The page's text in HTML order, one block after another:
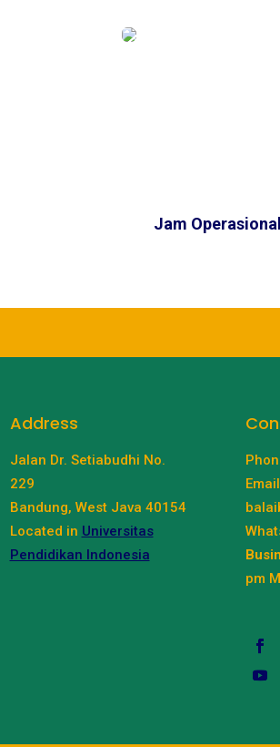
Jam
Address
Jalan Dr. Setiabudhi No.
229
Bandung, West Java 40154
Located in Universitas
Pendidikan Indonesia
pm